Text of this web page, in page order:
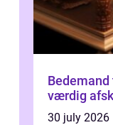
Bedemand tønder
værdig
30 july 2026